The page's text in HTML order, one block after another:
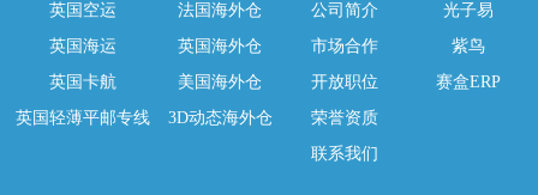
英国空运
英国海运
英国卡航
英国轻薄平邮专线
法国海外仓
英国海外仓
美国海外仓
3D动态海外仓
公司简介
市场合作
开放职位
荣誉资质
联系我们
光子易
紫鸟
赛盒ERP